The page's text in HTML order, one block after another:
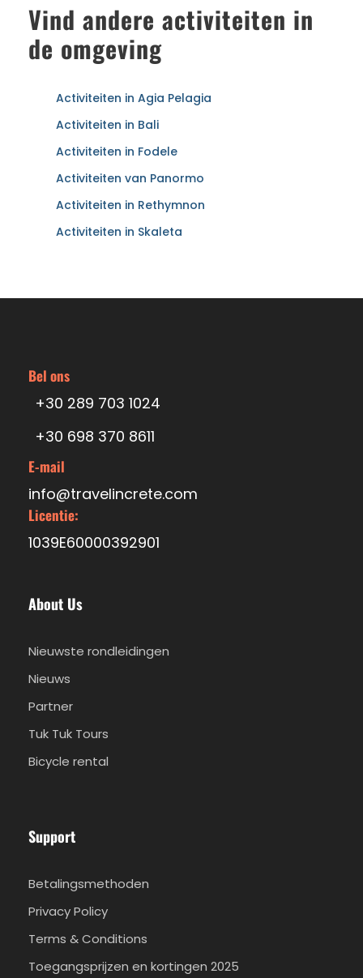
Vind andere activiteiten in
de omgeving
Activiteiten in Agia Pelagia
Activiteiten in Bali
Activiteiten in Fodele
Activiteiten van Panormo
Activiteiten in Rethymnon
Activiteiten in Skaleta
Bel ons
+30 289 703 1024
+30 698 370 8611
E-mail
info@travelincrete.com
Licentie:
1039E60000392901
About Us
Nieuwste rondleidingen
Nieuws
Partner
Tuk Tuk Tours
Bicycle rental
Support
Betalingsmethoden
Privacy Policy
Terms & Conditions
Toegangsprijzen en kortingen 2025